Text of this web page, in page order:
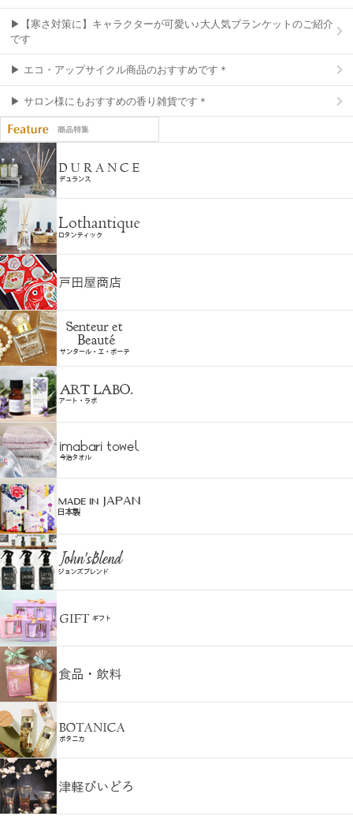
▶【寒さ対策に】キャラクターが可愛い♪大人気ブランケットのご紹介
です
▶ エコ・アップサイクル商品のおすすめです＊
▶ サロン様にもおすすめの香り雑貨です＊